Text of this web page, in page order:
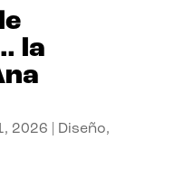
la
2026 Diseño,